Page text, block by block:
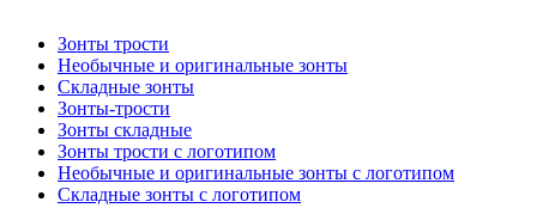
Зонты трости
Необычные и оригинальные зонты
Складные зонты
Зонты-трости
Зонты складные
Зонты трости с логотипом
Необычные и оригинальные зонты с логотипом
Складные зонты с логотипом